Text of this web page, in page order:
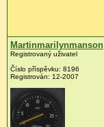
Martinmarilynmanson
Registrovaný uživatel
Číslo příspěvku: 8196
Registrován: 12-2007